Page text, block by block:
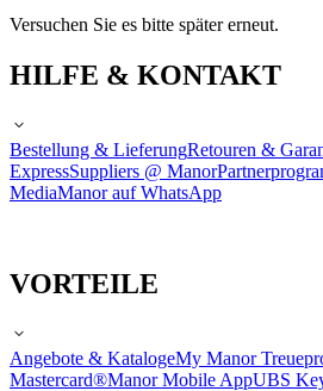
Versuchen Sie es bitte später erneut.
HILFE & KONTAKT
Bestellung & LieferungRetouren &
ExpressSuppliers @ Manor
MediaManor auf WhatsApp
VORTEILE
Angebote & KatalogeMy Manor
Mastercard®Manor Mobile AppUBS